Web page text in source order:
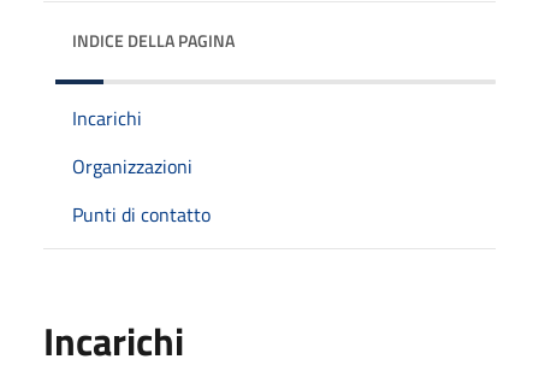
INDICE DELLA PAGINA
Incarichi
Organizzazioni
Punti di contatto
Incarichi